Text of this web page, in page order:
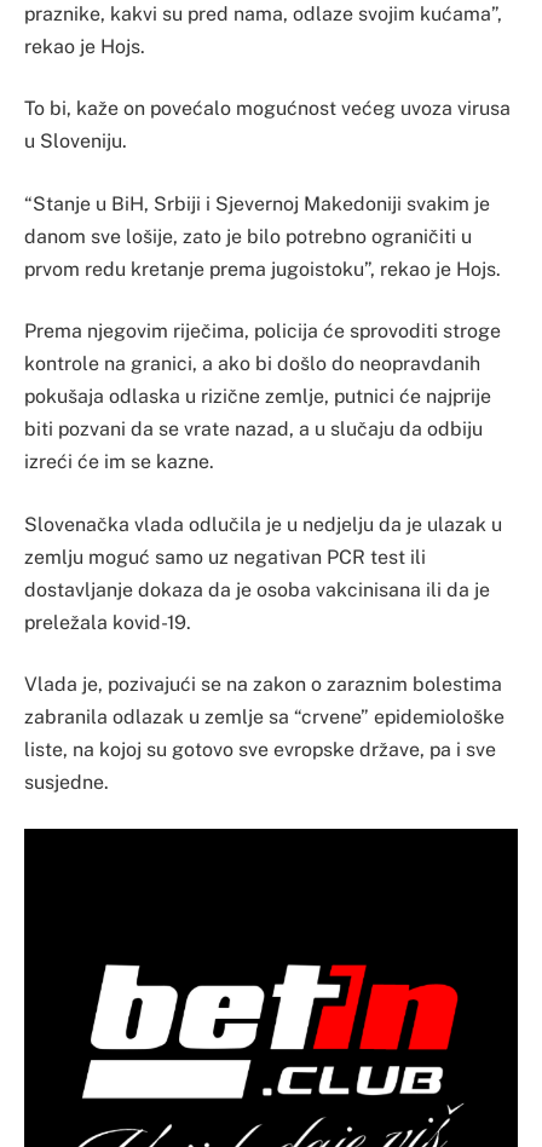
praznike, kakvi su pred nama, odlaze svojim kućama”,
rekao je Hojs.
To bi, kaže on povećalo mogućnost većeg uvoza virusa
u Sloveniju.
“Stanje u BiH, Srbiji i Sjevernoj Makedoniji svakim je
danom sve lošije, zato je bilo potrebno ograničiti u
prvom redu kretanje prema jugoistoku”, rekao je Hojs.
Prema njegovim riječima, policija će sprovoditi stroge
kontrole na granici, a ako bi došlo do neopravdanih
pokušaja odlaska u rizične zemlje, putnici će najprije
biti pozvani da se vrate nazad, a u slučaju da odbiju
izreći će im se kazne.
Slovenačka vlada odlučila je u nedjelju da je ulazak u
zemlju moguć samo uz negativan PCR test ili
dostavljanje dokaza da je osoba vakcinisana ili da je
preležala kovid-19.
Vlada je, pozivajući se na zakon o zaraznim bolestima
zabranila odlazak u zemlje sa “crvene” epidemiološke
liste, na kojoj su gotovo sve evropske države, pa i sve
susjedne.